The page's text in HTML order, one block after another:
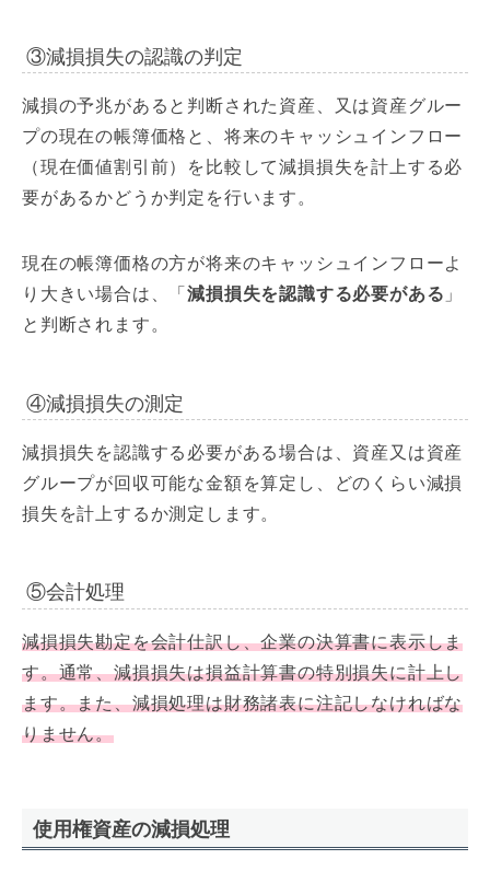
③減損損失の認識の判定
減損の予兆があると判断された資産、又は資産グルー
プの現在の帳簿価格と、将来のキャッシュインフロー
（現在価値割引前）を比較して減損損失を計上する必
要があるかどうか判定を行います。
現在の帳簿価格の方が将来のキャッシュインフローよ
り大きい場合は、「減損損失を認識する必要がある 」
と判断されます。
④減損損失の測定
減損損失を認識する必要がある場合は、資産又は資産
グループが回収可能な金額を算定し、どのくらい減損
損失を計上するか測定します。
⑤会計処理
減損損失勘定を会計仕訳し、企業の決算書に表示しま
す。通常、減損損失は損益計算書の特別損失に計上し
ます。また、減損処理は財務諸表に注記しなければな
りません。
使用権資産の減損処理